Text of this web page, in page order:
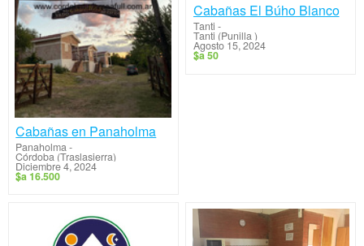
Cabañas en Panaholma
Panaholma-
Córdoba (Traslasierra)
Diciembre 4, 2024
$a 16.500
Cabañas El Búho Blanco
Tanti -
Tanti (Punilla )
Agosto 15, 2024
$a 50